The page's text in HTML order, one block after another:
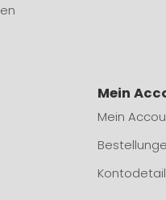
Mein
Mein